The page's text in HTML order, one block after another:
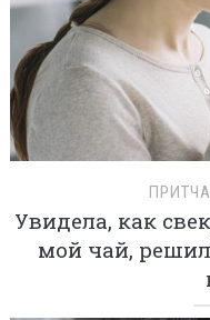
Увидела, как
мой чай,